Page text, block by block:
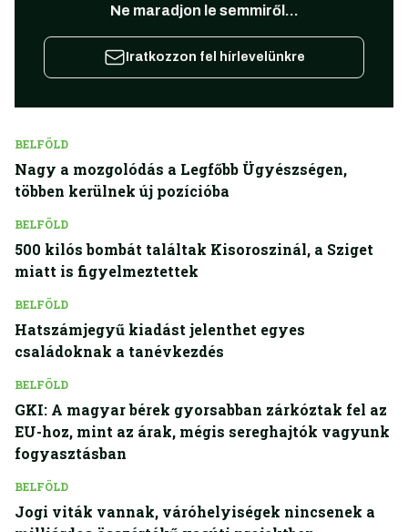
Ne maradjon le semmiről...
Iratkozzon fel hírlevelünkre
BELFÖLD
Nagy a mozgolódás a Legfőbb Ügyészségen,
többen kerülnek új pozícióba
BELFÖLD
500 kilós bombát találtak Kisoroszinál, a Sziget
miatt is figyelmeztettek
BELFÖLD
Hatszámjegyű kiadást jelenthet egyes
családoknak a tanévkezdés
BELFÖLD
GKI: A magyar bérek gyorsabban zárkóztak fel az
EU-hoz, mint az árak, mégis sereghajtók vagyunk
fogyasztásban
BELFÖLD
Jogi viták vannak, váróhelyiségek nincsenek a